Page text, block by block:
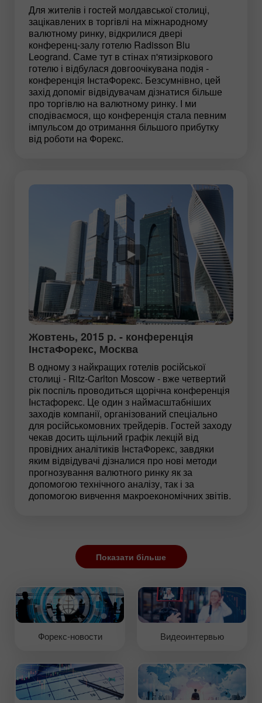
Для жителів і гостей молдавської столиці,
зацікавлених в торгівлі на міжнародному
валютному ринку, відкрилися двері
конференц-залу готелю Radisson Blu
Leogrand. Саме тут в стінах п'ятизіркового
готелю і відбулася довгоочікувана подія -
конференція ІнстаФорекс. Безсумнівно, цей
захід допоміг відвідувачам дізнатися більше
про торгівлю на валютному ринку. І ми
сподіваємося, що конференція стала певним
імпульсом до отримання більшого прибутку
від роботи на Форекс.
Жовтень, 2015 р. - конференція
ІнстаФорекс, Москва
В одному з найкращих готелів російської
столиці - Ritz-Carlton Moscow - вже четвертий
рік поспіль проводиться щорічна конференція
Інстафорекс. Це один з наймасштабніших
заходів компанії, організований спеціально
для російськомовних трейдерів. Гостей заходу
чекав досить щільний графік лекцій від
провідних аналітиків ІнстаФорекс, завдяки
яким відвідувачі дізналися про нові методи
прогнозування валютного ринку як за
допомогою технічного аналізу, так і за
допомогою вивчення макроекономічних звітів.
Показати більше
Форекс-новости Видеоинтервью